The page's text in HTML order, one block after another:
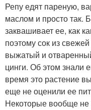
Репу едят пареную,
маслом и просто так.
заквашивает ее, как
поэтому сок из
выжатый и
цинги. Об этом
время это растение
еще не оценили ее
Некоторые вообще не